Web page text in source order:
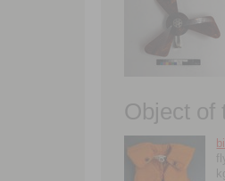
Object of